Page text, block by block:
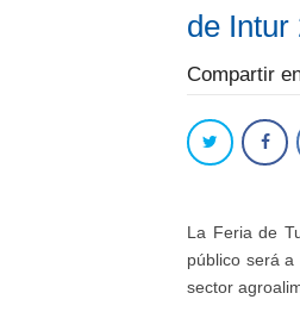
de Intur
Compartir
La Feria de
público seráa
sector